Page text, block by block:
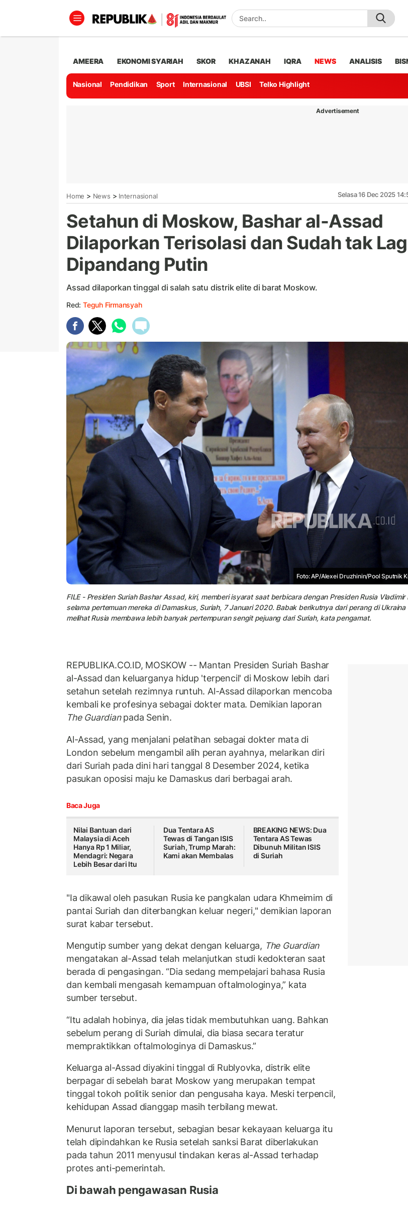
AMEERA EKONOMI SYARIAH SKOR KHAZANAH IQRA NEWS ANALISIS
Nasional Pendidikan Sport Internasional UBSI Telko Highlight
Advertisement
Home > News > Internasional Selasa 16 Dec 2025
Setahun di Moskow, Bashar al-Assad
Dilaporkan Terisolasi dan Sudah tak
Dipandang Putin
Assad dilaporkan tinggal di salah satu distrik elite di barat Moskow.
Red: Teguh Firmansyah
Foto: AP/Alexei Druzhinin/Pool Sputnik
FILE - Presiden Suriah Bashar Assad, kiri, memberi isyarat saat berbicara dengan Presiden Rusia Vladimir
selama pertemuan mereka di Damaskus, Suriah, 7 Januari 2020. Babak berikutnya dari perang di
melihat Rusia membawa lebih banyak pertempuran sengit pejuang dari Suriah, kata pengamat.
REPUBLIKA.CO.ID, MOSKOW -- Mantan Presiden Suriah Bashar
al-Assad dan keluarganya hidup 'terpencil' di Moskow lebih dari
setahun setelah rezimnya runtuh. Al-Assad dilaporkan mencoba
kembali ke profesinya sebagai dokter mata. Demikian laporan
The Guardianpada Senin.
Al-Assad, yang menjalani pelatihan sebagai dokter mata di
London sebelum mengambil alih peran ayahnya, melarikan diri
dari Suriah pada dini hari tanggal 8 Desember 2024, ketika
pasukan oposisi maju ke Damaskus dari berbagai arah.
Baca Juga
Nilai Bantuan dari
Malaysia di Aceh
Hanya Rp 1 Miliar,
Mendagri: Negara
Lebih Besar dari Itu
Dua Tentara AS
Tewas di Tangan ISIS
Suriah, Trump Marah:
Kami akan Membalas
BREAKING NEWS: Dua
Tentara AS Tewas
Dibunuh Militan ISIS
di Suriah
"Ia dikawal oleh pasukan Rusia ke pangkalan udara Khmeimim di
pantai Suriah dan diterbangkan keluar negeri," demikian laporan
surat kabar tersebut.
Mengutip sumber yang dekat dengan keluarga, The Guardian
mengatakan al-Assad telah melanjutkan studi kedokteran saat
berada di pengasingan. “Dia sedang mempelajari bahasa Rusia
dan kembali mengasah kemampuan oftalmologinya,” kata
sumber tersebut.
“Itu adalah hobinya, dia jelas tidak membutuhkan uang. Bahkan
sebelum perang di Suriah dimulai, dia biasa secara teratur
mempraktikkan oftalmologinya di Damaskus.”
Keluarga al-Assad diyakini tinggal di Rublyovka, distrik elite
berpagar di sebelah barat Moskow yang merupakan tempat
tinggal tokoh politik senior dan pengusaha kaya. Meski terpencil,
kehidupan Assad dianggap masih terbilang mewat.
Menurut laporan tersebut, sebagian besar kekayaan keluarga itu
telah dipindahkan ke Rusia setelah sanksi Barat diberlakukan
pada tahun 2011 menyusul tindakan keras al-Assad terhadap
protes anti-pemerintah.
Di bawah pengawasan Rusia